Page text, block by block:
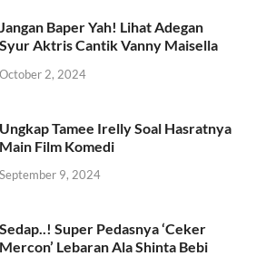
Jangan Baper Yah! Lihat Adegan
Syur Aktris Cantik Vanny Maisella
October 2, 2024
Ungkap Tamee Irelly Soal Hasratnya
Main Film Komedi
September 9, 2024
Sedap..! Super Pedasnya ‘Ceker
Mercon’ Lebaran Ala Shinta Bebi